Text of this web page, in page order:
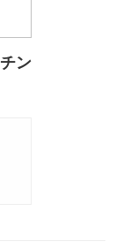
ン